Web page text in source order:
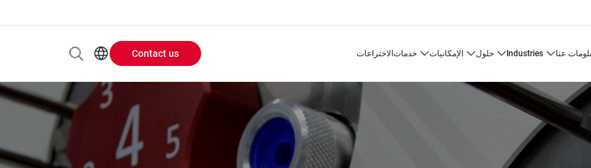
عنا industries حلول الإمكانيات خدمات الاختراعات
Header
Buttons
menu
Contact us
AR